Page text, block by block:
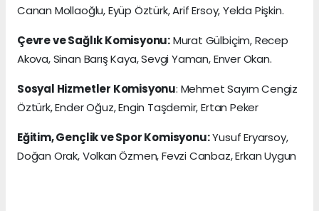
Canan Mollaoğlu, Eyüp Öztürk, Arif Ersoy, Yelda Pişkin.
Çevre ve Sağlık Komisyonu:Murat Gülbiçim, Recep
Akova, Sinan Barış Kaya, Sevgi Yaman, Enver Okan.
Sosyal Hizmetler Komisyonu: Mehmet Sayım Cengiz
Öztürk, Ender Oğuz, Engin Taşdemir, Ertan Peker
Eğitim, Gençlik ve Spor Komisyonu:Yusuf Eryarsoy,
Doğan Orak, Volkan Özmen, Fevzi Canbaz, Erkan Uygun